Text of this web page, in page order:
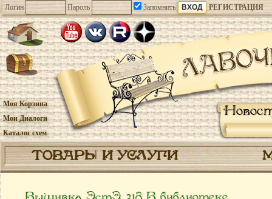
Логин Пароль Запомнить РЕГИСТРАЦИЯ
Моя Корзина
Мои Диалоги
Каталог схем
ТОВАРЫ И УСЛУГИ